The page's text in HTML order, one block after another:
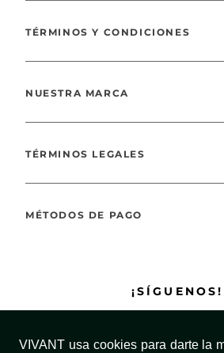
VIVANT usa cookies para darte la
TÉRMINOS Y CONDICIONES
NUESTRA MARCA
TÉRMINOS LEGALES
MÉTODOS DE PAGO
¡SÍGUENOS!